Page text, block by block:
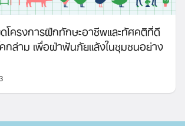
ครงการฝึกทักษะอาชีพและทัศคติที่ดี
กล่าม เพื่อฝ่าฟันภัยแล้งในชุมชนอย่าง